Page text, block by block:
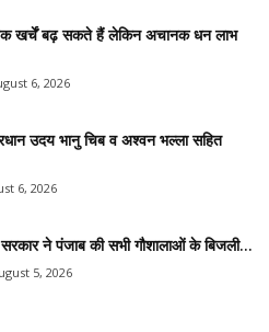
खर्चें बढ़ सकते हैं लेकिन अचानक धन लाभ
6, 2026
उदय भानु चिब व अश्वन भल्ला सहित
6, 2026
ने पंजाब की सभी गौशालाओं के बिजली...
5, 2026